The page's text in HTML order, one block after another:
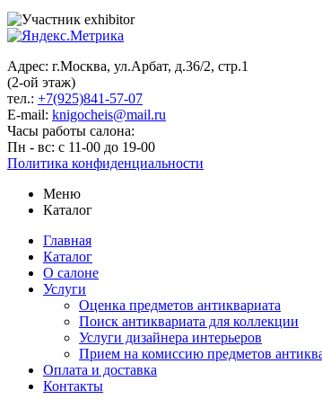
Адрес: г.Москва, ул.Арбат, д.36/2, стр.1
(2-ой этаж)
тел.: +7(925)841-57-07
E-mail: knigocheis@mail.ru
Часы работы салона:
Пн - вс: с 11-00 до 19-00
Политика конфиденциальности
Меню
Каталог
Главная
Каталог
О салоне
Услуги
Оценка предметов антиквариата
Поиск антиквариата для коллекции
Услуги дизайнера интерьеров
Прием на комиссию предметов
Оплата и доставка
Контакты